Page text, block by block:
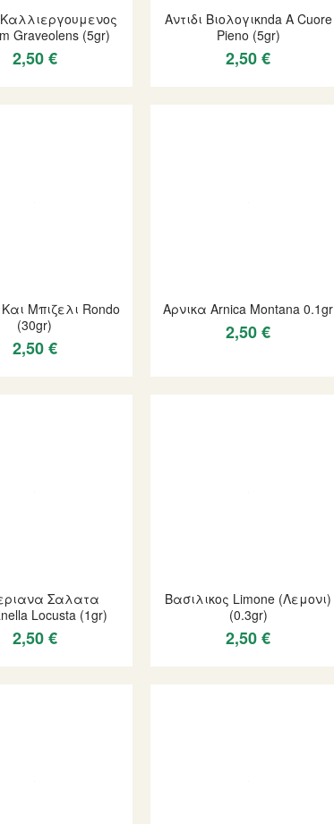
Graveolens (5gr)
2,50 €
Αντιδι Βιολογικnda A Cuore
Pieno (5gr)
2,50 €
Μπιζελι Rondo
(30gr)
2,50 €
Αρνικα Arnica Montana 0.1gr
2,50 €
Σαλατα
Locusta (1gr)
2,50 €
Βασιλικος Limone (Λεμονι)
(0.3gr)
2,50 €